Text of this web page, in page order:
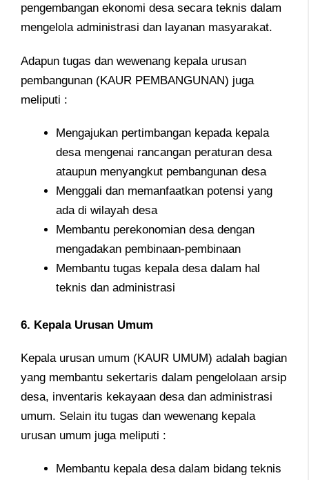
pengembangan ekonomi desa secara teknis dalam
mengelola administrasi dan layanan masyarakat.
Adapun tugas dan wewenang kepala urusan
pembangunan (KAUR PEMBANGUNAN) juga
meliputi :
Mengajukan pertimbangan kepada kepala
desa mengenai rancangan peraturan desa
ataupun menyangkut pembangunan desa
Menggali dan memanfaatkan potensi yang
ada di wilayah desa
Membantu perekonomian desa dengan
mengadakan pembinaan-pembinaan
Membantu tugas kepala desa dalam hal
teknis dan administrasi
6. Kepala Urusan Umum
Kepala urusan umum (KAUR UMUM) adalah bagian
yang membantu sekertaris dalam pengelolaan arsip
desa, inventaris kekayaan desa dan administrasi
umum. Selain itu tugas dan wewenang kepala
urusan umum juga meliputi :
Membantu kepala desa dalam bidang teknis